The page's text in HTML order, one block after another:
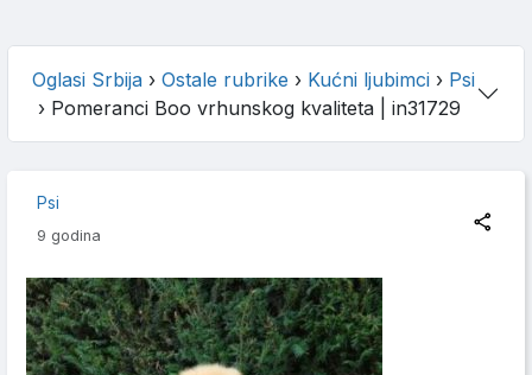
Oglasi Srbija › Ostale rubrike › Kućni ljubimci › Psi
› Pomeranci Boo vrhunskog kvaliteta | in31729
Psi
9 godina